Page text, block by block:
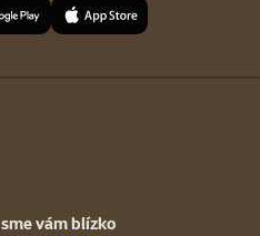
sme vám blízko